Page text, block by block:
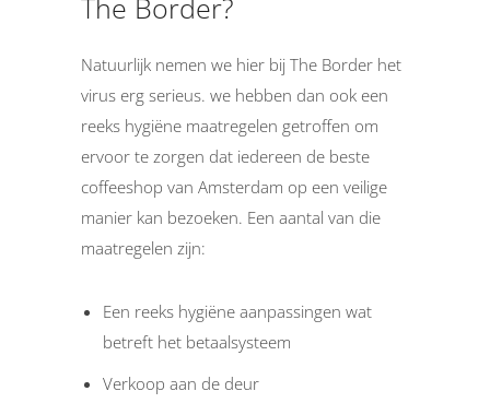
The Border?
Natuurlijk nemen we hier bij The Border het
virus erg serieus. we hebben dan ook een
reeks hygiëne maatregelen getroffen om
ervoor te zorgen dat iedereen de beste
coffeeshop van Amsterdam op een veilige
manier kan bezoeken. Een aantal van die
maatregelen zijn:
Een reeks hygiëne aanpassingen wat
betreft het betaalsysteem
Verkoop aan de deur